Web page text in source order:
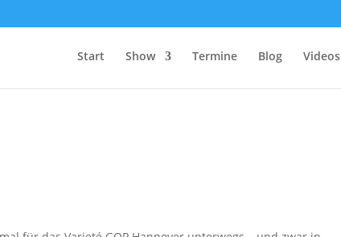
Start Show Termine Blog Videos